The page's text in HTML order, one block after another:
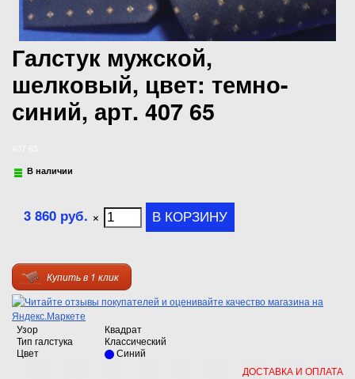
Галстук мужской,
шелковый, цвет: темно-
синий, арт. 407 65
В наличии
3 860 руб. ×
Купить в 1 клик
Узор
Квадрат
Тип галстука
Классический
Цвет
Синий
ДОСТАВКА И ОПЛАТА